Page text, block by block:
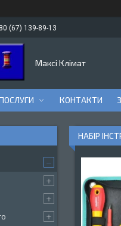
(67) 139-89-13
Максі Клімат
КОНТАКТИ
НАБІР